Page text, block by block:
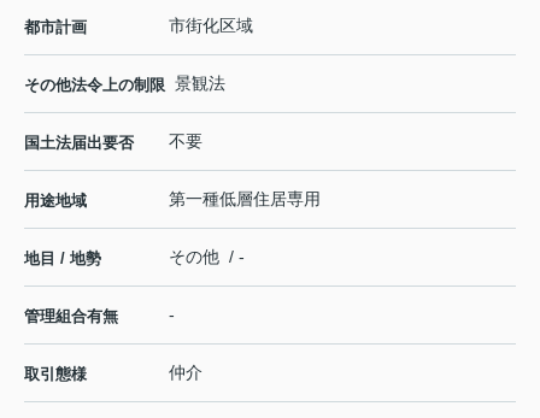
都市計画 市街化区域
その他法令上の制限 景観法
国土法届出要否 不要
用途地域 第一種低層住居専用
地目 / 地勢 その他 / -
管理組合有無 -
取引態様 仲介